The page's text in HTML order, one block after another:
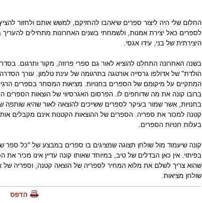
החלום שלי היה ליצור ספרים שיאהבו להחזיקם, למשש אותם ולחזור
לספרים כאל יצירת אמנות, ולשמחתי בשנים האחרונות מתחילים
היצירתית של בני, עידו אגסי.
בשנה האחרונה התחלנו להוציא לאור גם ספרי פרוזה, מקור ותרגום.
הולדת" של אדולפו גרסייה אורטגה בתרגומה של עינת טלמון. עורך
המתקיים על מיקומם של הספרים בחנויות. מציאות המסחר בספרים
ברובו קונה את מה שדוחפים לו. הפרסום האגרסיווי של הוצאות
בחנויות, אשר שמור בעיקר לספרים ששייכים להוצאה לאור שהיא שותפה
קטנה למכור את ספריה. הספרים של ההוצאות הקטנות אינם מקבלים
בעלות חנויות הספרים.
בפיתוי. אין כאן הבדלים של טיב, במיוחד שאותו קונה עדיין אינו מכיר
שהוא צריך לשלם את מלוא המחיר לספריה של הוצאה קטנה, וספריה של
שולחן מציאות.
הדפס